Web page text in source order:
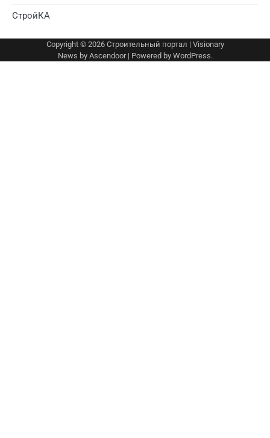
СтройКА
Copyright © 2026 Строительный портал | Visionary
News by Ascendoor| Powered by WordPress.